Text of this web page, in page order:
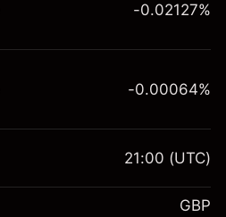
£1,000.00
-0.02127%
-0.00064%
21:00 (UTC)
GBP